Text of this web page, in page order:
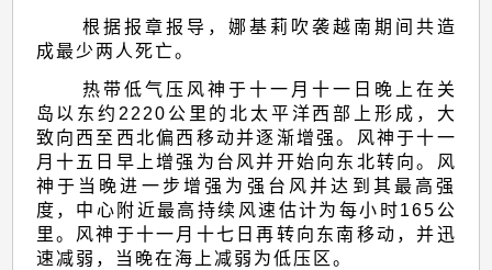
根据报章报导，娜基莉吹袭越南期间共造
成最少两人死亡。
热带低气压风神于十一月十一日晚上在关
岛以东约2220公里的北太平洋西部上形成，大
致向西至西北偏西移动并逐渐增强。风神于十一
月十五日早上增强为台风并开始向东北转向。风
神于当晚进一步增强为强台风并达到其最高强
度，中心附近最高持续风速估计为每小时165公
里。风神于十一月十七日再转向东南移动，并迅
速减弱，当晚在海上减弱为低压区。